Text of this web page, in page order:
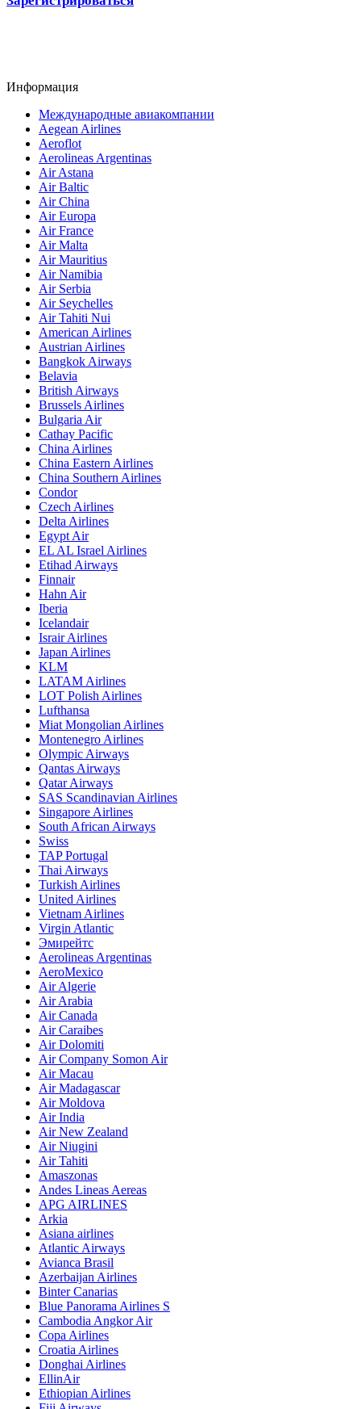
Информация
Международные авиакомпании
Aegean Airlines
Aeroflot
Aerolineas Argentinas
Air Astana
Air Baltic
Air China
Air Europa
Air France
Air Malta
Air Mauritius
Air Namibia
Air Serbia
Air Seychelles
Air Tahiti Nui
American Airlines
Austrian Airlines
Bangkok Airways
Belavia
British Airways
Brussels Airlines
Bulgaria Air
Cathay Pacific
China Airlines
China Eastern Airlines
China Southern Airlines
Condor
Czech Airlines
Delta Airlines
Egypt Air
EL AL Israel Airlines
Etihad Airways
Finnair
Hahn Air
Iberia
Icelandair
Israir Airlines
Japan Airlines
KLM
LATAM Airlines
LOT Polish Airlines
Lufthansa
Miat Mongolian Airlines
Montenegro Airlines
Olympic Airways
Qantas Airways
Qatar Airways
SAS Scandinavian Airlines
Singapore Airlines
South African Airways
Swiss
TAP Portugal
Thai Airways
Turkish Airlines
United Airlines
Vietnam Airlines
Virgin Atlantic
Эмирейтс
Aerolineas Argentinas
AeroMexico
Air Algerie
Air Arabia
Air Canada
Air Caraibes
Air Dolomiti
Air Company Somon Air
Air Macau
Air Madagascar
Air Moldova
Air India
Air New Zealand
Air Niugini
Air Tahiti
Amaszonas
Andes Lineas Aereas
APG AIRLINES
Arkia
Asiana airlines
Atlantic Airways
Avianca Brasil
Azerbaijan Airlines
Binter Canarias
Blue Panorama Airlines S
Cambodia Angkor Air
Copa Airlines
Croatia Airlines
Donghai Airlines
EllinAir
Ethiopian Airlines